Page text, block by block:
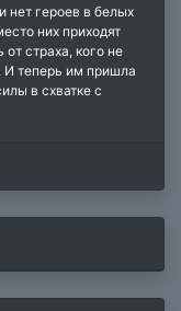
нет героев в белых
них приходят
страха, кого не
И теперь им пришла
в схватке с